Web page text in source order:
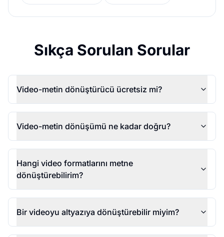
Sıkça Sorulan Sorular
Video-metin dönüştürücü ücretsiz mi?
Video-metin dönüşümü ne kadar doğru?
Hangi video formatlarını metne
dönüştürebilirim?
Bir videoyu altyazıya dönüştürebilir miyim?